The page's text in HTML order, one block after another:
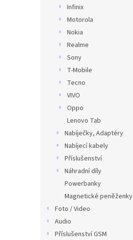
Infinix
Motorola
Nokia
Realme
Sony
T-Mobile
Tecno
VIVO
Oppo
Lenovo Tab
Nabíječky, Adaptéry
Nabíjecí kabely
Příslušenství
Náhradní díly
Powerbanky
Magnetické peněženky
Foto / Video
Audio
Příslušenství GSM